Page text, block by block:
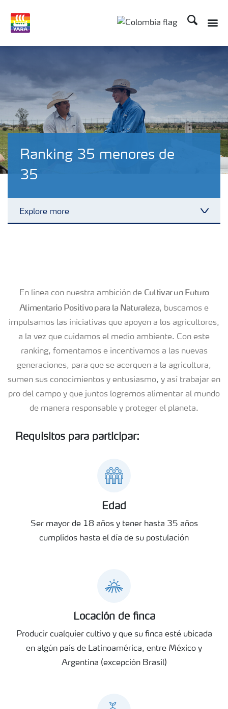
Buscar
Ranking 35 menores de
35
Explore more
Carreras
Contacto
Sostenibilidad
Ranking 35 menores de 35
En línea con nuestra ambición de Cultivar un Futuro
Alimentario Positivo para la Naturaleza, buscamos e
impulsamos las iniciativas que apoyen a los agricultores,
a la vez que cuidamos el medio ambiente. Con este
ranking, fomentamos e incentivamos a las nuevas
generaciones, para que se acerquen a la agricultura,
sumen sus conocimientos y entusiasmo, y así trabajar en
pro del campo y que juntos logremos alimentar al mundo
de manera responsable y proteger el planeta.
Requisitos para participar:
Edad
Ser mayor de 18 años y tener hasta 35 años
cumplidos hasta el día de su postulación
Locación de finca
Producir cualquier cultivo y que su finca esté ubicada
en algún país de Latinoamérica, entre México y
Argentina (excepción Brasil)